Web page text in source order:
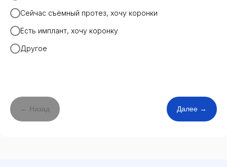
Сейчас съёмный протез, хочу коронки
Есть имплант, хочу коронку
Другое
← Назад Далее →